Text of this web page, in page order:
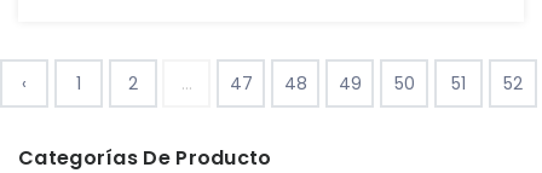
‹ 1 2 ... 47 48 49 50 51 52
Categorías De Producto